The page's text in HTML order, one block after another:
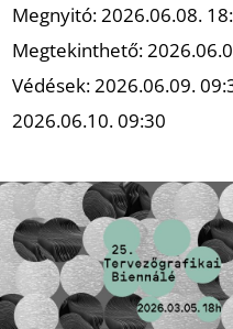
Megnyitó: 2026.06.08.
Megtekinthető:
Védések: 2026.06.09.
2026.06.10. 09:30